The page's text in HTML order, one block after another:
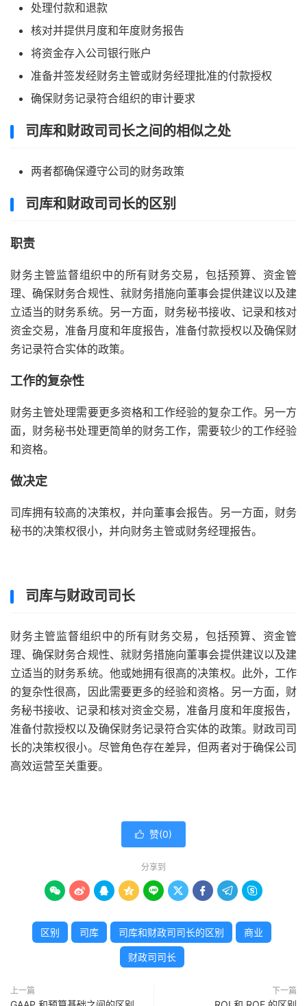
处理付款和退款
核对并提供月度和年度财务报告
将资金存入公司银行账户
准备并签发经财务主管或财务经理批准的付款授权
确保财务记录符合组织的审计要求
司库和财政司司长之间的相似之处
两者都确保遵守公司的财务政策
司库和财政司司长的区别
职责
财务主管监督组织中的所有财务交易，包括预算、资金管
理、确保财务合规性、就财务措施向董事会提供建议以及建
立适当的财务系统。另一方面，财务秘书接收、记录和核对
资金交易，准备月度和年度报告，准备付款授权以及确保财
务记录符合实体的政策。
工作的复杂性
财务主管处理需要更多资格和工作经验的复杂工作。另一方
面，财务秘书处理更简单的财务工作，需要较少的工作经验
和资格。
做决定
司库拥有较高的决策权，并向董事会报告。另一方面，财务
秘书的决策权很小，并向财务主管或财务经理报告。
司库与财政司司长
财务主管监督组织中的所有财务交易，包括预算、资金管
理、确保财务合规性、就财务措施向董事会提供建议以及建
立适当的财务系统。他或她拥有很高的决策权。此外，工作
的复杂性很高，因此需要更多的经验和资格。另一方面，财
务秘书接收、记录和核对资金交易，准备月度和年度报告，
准备付款授权以及确保财务记录符合实体的政策。财政司司
长的决策权很小。尽管角色存在差异，但两者对于确保公司
高效运营至关重要。
 赞(0)
分享到
        
区别 司库 司库和财政司司长的区别 商业
财政司司长
上一篇 下一篇